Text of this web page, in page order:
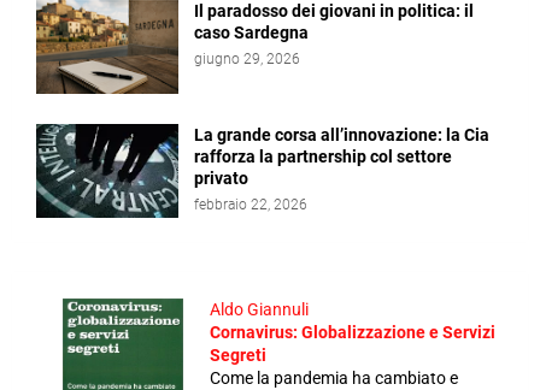
Il paradosso dei giovani in politica: il
caso Sardegna
giugno 29, 2026
La grande corsa all’innovazione: la Cia
rafforza la partnership col settore
privato
febbraio 22, 2026
Aldo Giannuli
Cornavirus: Globalizzazione e Servizi
Segreti
Come la pandemia ha cambiato e